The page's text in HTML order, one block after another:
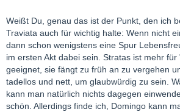
Weißt Du, genau das ist der Punkt, den ich
Traviata auch für wichtig halte: Wenn nicht
dann schon wenigstens eine Spur
im ersten Akt dabei sein. Stratas ist mehr
geeignet, sie fängt zu früh an zu vergehen
tadellos und nett, um glaubwürdig zu sein.
kann man natürlich nichts dagegen
schön. Allerdings finde ich, Domingo kann